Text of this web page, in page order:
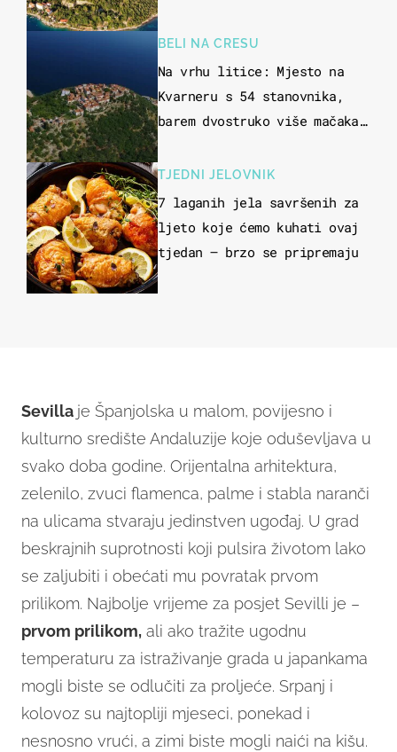
"bijelom zlatu"
BELI NA CRESU
Na vrhu litice: Mjesto na
Kvarneru s 54 stanovnika,
barem dvostruko više mačaka
dah
TJEDNI JELOVNIK
7 laganih jela savršenih za
ljeto koje ćemo kuhati ovaj
tjedan – brzo se pripremaju
Sevilla je Španjolska u malom, povijesno i
kulturno središte Andaluzije koje oduševljava u
svako doba godine. Orijentalna arhitektura,
zelenilo, zvuci flamenca, palme i stabla naranči
na ulicama stvaraju jedinstven ugođaj. U grad
beskrajnih suprotnosti koji pulsira životom lako
se zaljubiti i obećati mu povratak prvom
prilikom. Najbolje vrijeme za posjet Sevilli je –
prvom prilikom, ali ako tražite ugodnu
temperaturu za istraživanje grada u japankama
mogli biste se odlučiti za proljeće. Srpanj i
kolovoz su najtopliji mjeseci, ponekad i
nesnosno vrući, a zimi biste mogli naići na kišu.